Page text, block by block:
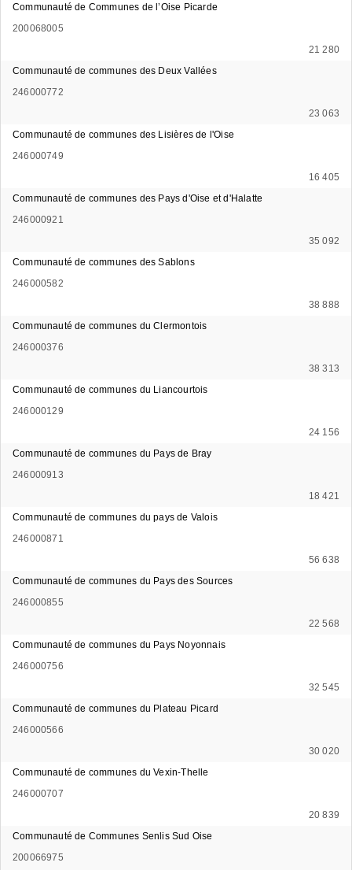
Communauté de Communes de l’Oise Picarde
200068005
21 280
Communauté de communes des Deux Vallées
246000772
23 063
Communauté de communes des Lisières de l'Oise
246000749
16 405
Communauté de communes des Pays d'Oise et d'Halatte
246000921
35 092
Communauté de communes des Sablons
246000582
38 888
Communauté de communes du Clermontois
246000376
38 313
Communauté de communes du Liancourtois
246000129
24 156
Communauté de communes du Pays de Bray
246000913
18 421
Communauté de communes du pays de Valois
246000871
56 638
Communauté de communes du Pays des Sources
246000855
22 568
Communauté de communes du Pays Noyonnais
246000756
32 545
Communauté de communes du Plateau Picard
246000566
30 020
Communauté de communes du Vexin-Thelle
246000707
20 839
Communauté de Communes Senlis Sud Oise
200066975